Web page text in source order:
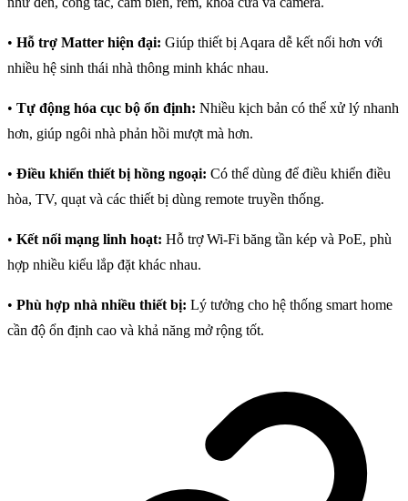
• Hỗ trợ Matter hiện đại: Giúp thiết bị Aqara dễ kết nối hơn với
nhiều hệ sinh thái nhà thông minh khác nhau.
• Tự động hóa cục bộ ổn định: Nhiều kịch bản có thể xử lý nhanh
hơn, giúp ngôi nhà phản hồi mượt mà hơn.
• Điều khiển thiết bị hồng ngoại: Có thể dùng để điều khiển điều
hòa, TV, quạt và các thiết bị dùng remote truyền thống.
• Kết nối mạng linh hoạt: Hỗ trợ Wi-Fi băng tần kép và PoE, phù
hợp nhiều kiểu lắp đặt khác nhau.
• Phù hợp nhà nhiều thiết bị: Lý tưởng cho hệ thống smart home
cần độ ổn định cao và khả năng mở rộng tốt.